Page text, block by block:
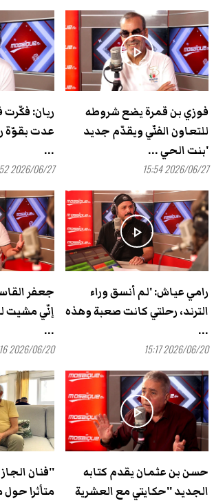
play_arrow
فوزي بن قمرة يضع شروطه
للتعاون الفنّي ويقدّم جديد
'بنت الحي ...
2026/06/27 15:54
ريان: فكّرت
عدت بقوّة
...
2026/06/27 15:52
play_arrow
رامي عياش: 'لم أنسق وراء
الترند، رحلتي كانت صعبة وهذه
...
2026/06/20 15:17
جعفر
...
2026/06/20 15:16
play_arrow
حسن بن عثمان يقدم كتابه
الجديد ''حكايتي مع العشرية
''فنان
متأثرا حول